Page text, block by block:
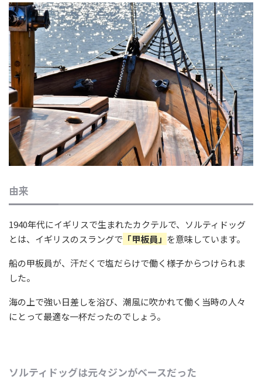
由来
1940年代にイギリスで生まれたカクテルで、ソルティドッグ
とは、イギリスのスラングで 「甲板員」 を意味しています。
船の甲板員が、汗だくで塩だらけで働く様子からつけられま
した。
海の上で強い日差しを浴び、潮風に吹かれて働く当時の人々
にとって最適な一杯だったのでしょう。
ソルティドッグは元々ジンがベースだった